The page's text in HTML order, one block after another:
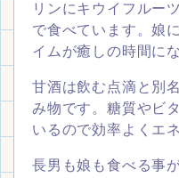
リンにキウイフルー
で食べています。娘
イムが癒しの時間に
甘酒は飲む点滴と別
み物です。糖質やビ
いるので効率よくエ
長男も娘も食べる事